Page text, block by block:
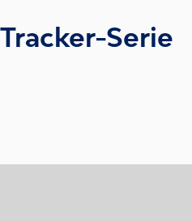
Tracker-Serie